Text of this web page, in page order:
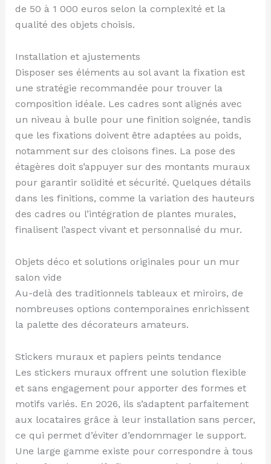
de 50 à 1 000 euros selon la complexité et la
qualité des objets choisis.
Installation et ajustements
Disposer ses éléments au sol avant la fixation est
une stratégie recommandée pour trouver la
composition idéale. Les cadres sont alignés avec
un niveau à bulle pour une finition soignée, tandis
que les fixations doivent être adaptées au poids,
notamment sur des cloisons fines. La pose des
étagères doit s’appuyer sur des montants muraux
pour garantir solidité et sécurité. Quelques détails
dans les finitions, comme la variation des hauteurs
des cadres ou l’intégration de plantes murales,
finalisent l’aspect vivant et personnalisé du mur.
Objets déco et solutions originales pour un mur
salon vide
Au-delà des traditionnels tableaux et miroirs, de
nombreuses options contemporaines enrichissent
la palette des décorateurs amateurs.
Stickers muraux et papiers peints tendance
Les stickers muraux offrent une solution flexible
et sans engagement pour apporter des formes et
motifs variés. En 2026, ils s’adaptent parfaitement
aux locataires grâce à leur installation sans percer,
ce qui permet d’éviter d’endommager le support.
Une large gamme existe pour correspondre à tous